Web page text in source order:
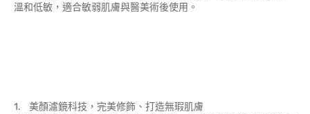
溫和低敏，適合敏弱肌膚與醫美術後使用。
1. 美顏濾鏡科技，完美修飾、打造無瑕肌膚